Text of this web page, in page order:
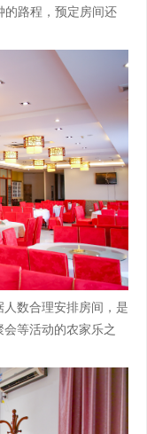
路程，预定房间还
数合理安排房间，是
等活动的农家乐之